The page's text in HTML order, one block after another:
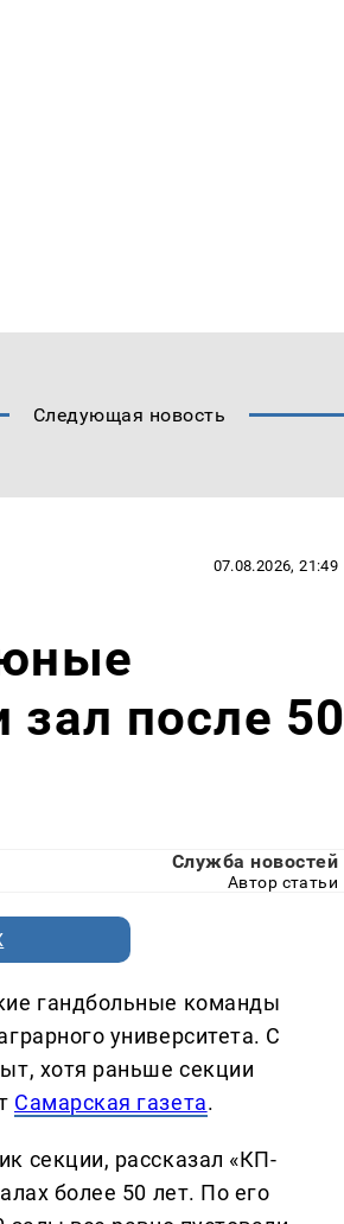
Следующая новость
07.08.2026, 21:49
зал после 50
Служба новостей
Автор статьи
гандбольные команды
университета. С
хотя раньше секции
Самарская газета.
секции, рассказал «КП-
более 50 лет. По его